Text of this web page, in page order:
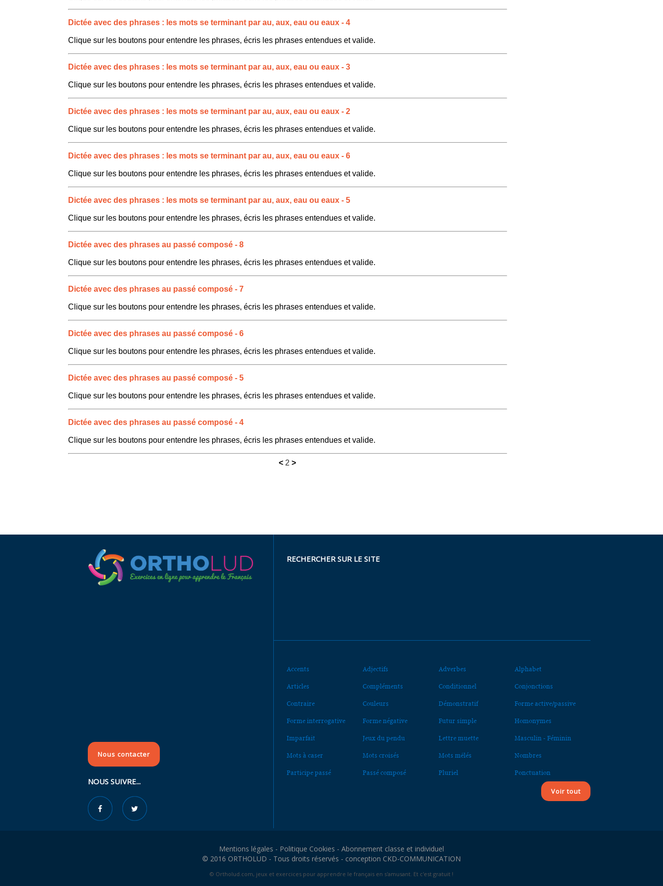
Dictée avec des phrases : les mots se terminant par au, aux, eau ou eaux - 4
Clique sur les boutons pour entendre les phrases, écris les phrases entendues et valide.
Dictée avec des phrases : les mots se terminant par au, aux, eau ou eaux - 3
Clique sur les boutons pour entendre les phrases, écris les phrases entendues et valide.
Dictée avec des phrases : les mots se terminant par au, aux, eau ou eaux - 2
Clique sur les boutons pour entendre les phrases, écris les phrases entendues et valide.
Dictée avec des phrases : les mots se terminant par au, aux, eau ou eaux - 6
Clique sur les boutons pour entendre les phrases, écris les phrases entendues et valide.
Dictée avec des phrases : les mots se terminant par au, aux, eau ou eaux - 5
Clique sur les boutons pour entendre les phrases, écris les phrases entendues et valide.
Dictée avec des phrases au passé composé - 8
Clique sur les boutons pour entendre les phrases, écris les phrases entendues et valide.
Dictée avec des phrases au passé composé - 7
Clique sur les boutons pour entendre les phrases, écris les phrases entendues et valide.
Dictée avec des phrases au passé composé - 6
Clique sur les boutons pour entendre les phrases, écris les phrases entendues et valide.
Dictée avec des phrases au passé composé - 5
Clique sur les boutons pour entendre les phrases, écris les phrases entendues et valide.
Dictée avec des phrases au passé composé - 4
Clique sur les boutons pour entendre les phrases, écris les phrases entendues et valide.
< 2 >
Nous contacter
NOUS SUIVRE...
RECHERCHER SUR LE SITE
Accents Adjectifs Adverbes Alphabet
Articles Compléments Conditionnel Conjonctions
Contraire Couleurs Démonstratif Forme active/passive
Forme interrogative Forme négative Futur simple Homonymes
Imparfait Jeux du pendu Lettre muette Masculin - Féminin
Mots à caser Mots croisés Mots mêlés Nombres
Participe passé Passé composé Pluriel Ponctuation
Voir tout
Mentions légales - Politique Cookies - Abonnement classe et individuel
© 2016 ORTHOLUD - Tous droits réservés - conception CKD-COMMUNICATION
© Ortholud.com, jeux et exercices pour apprendre le français en s'amusant. Et c'est gratuit !